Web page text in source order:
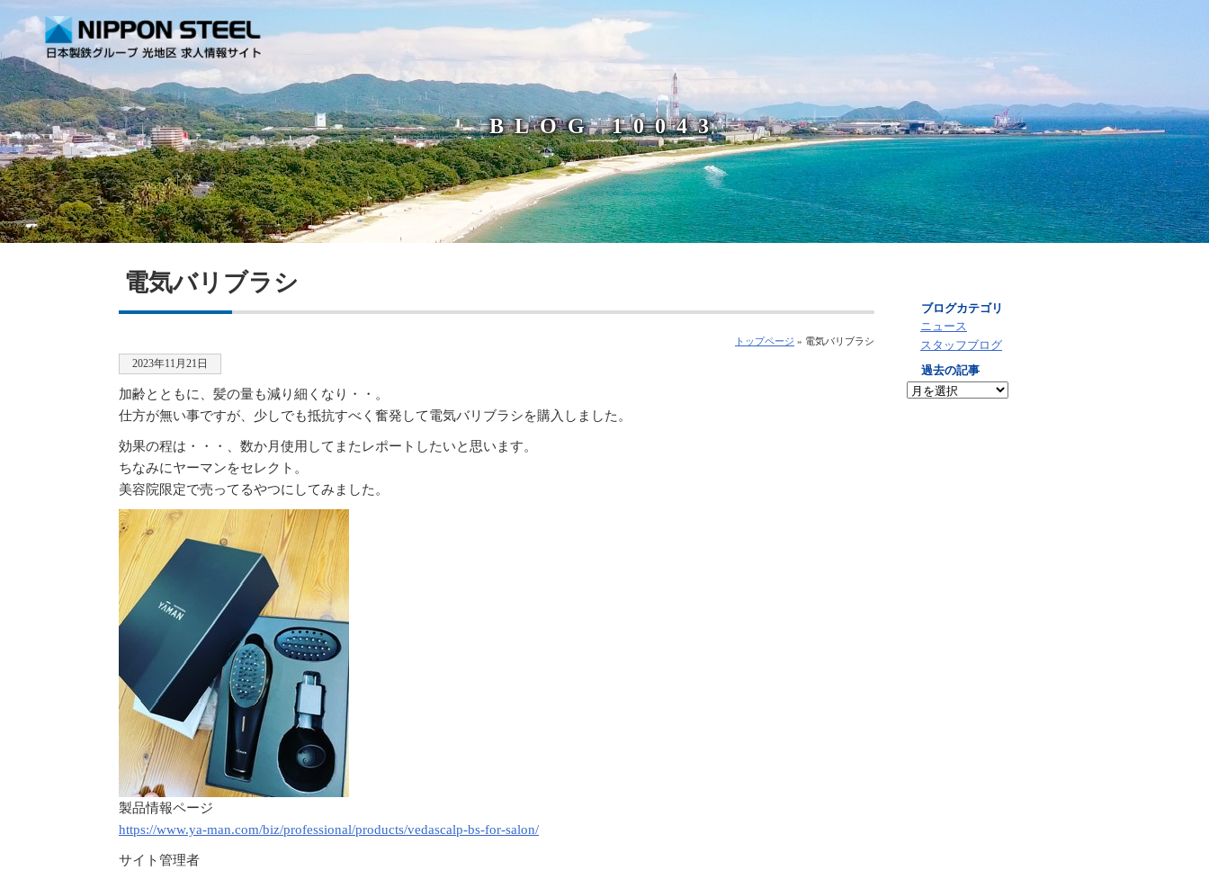
BLOG 10043
ブログカテゴリ
ニュース
スタッフブログ
過去の記事
電気バリブラシ
トップページ » 電気バリブラシ
2023年11月21日
加齢とともに、髪の量も減り細くなり・・。
仕方が無い事ですが、少しでも抵抗すべく奮発して電気バリブラシを購入しました。
効果の程は・・・、数か月使用してまたレポートしたいと思います。
ちなみにヤーマンをセレクト。
美容院限定で売ってるやつにしてみました。
製品情報ページ
https://www.ya-man.com/biz/professional/products/vedascalp-bs-for-salon/
サイト管理者